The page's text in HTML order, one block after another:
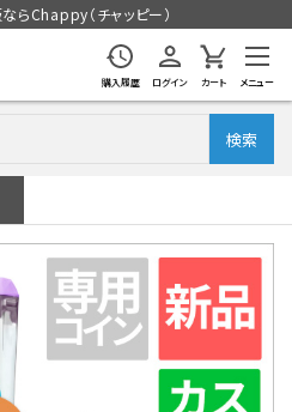
らChappy（チャッピー）
購入履歴 ログイン カート メニュー
検索
会員登録
をチェック